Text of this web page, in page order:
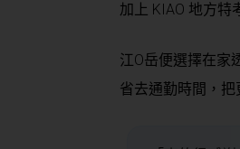
加上 KIAO 地方特
江O岳便選擇在家
省去通勤時間，把